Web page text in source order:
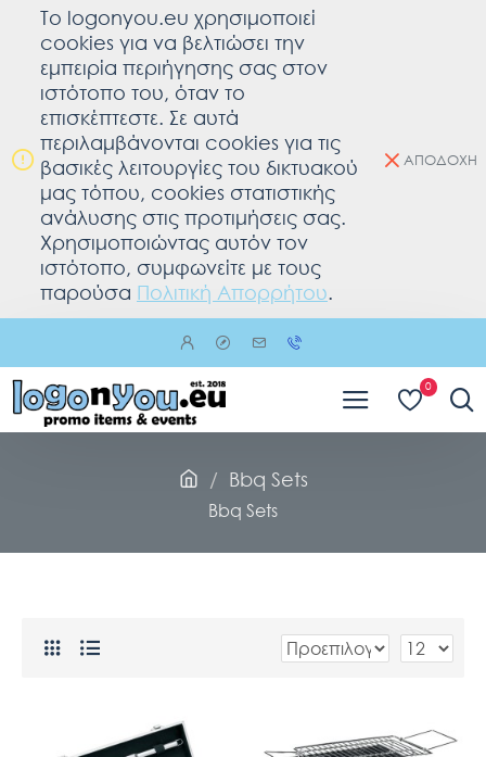
To logonyou.eu χρησιμοποιεί
cookies για να βελτιώσει την
εμπειρία περιήγησης σας στον
ιστότοπο του, όταν το
επισκέπτεστε. Σε αυτά
περιλαμβάνονται cookies για τις
βασικές λειτουργίες του δικτυακού
μας τόπου, cookies στατιστικής
ανάλυσης στις προτιμήσεις σας.
Χρησιμοποιώντας αυτόν τον
ιστότοπο, συμφωνείτε με τους
παρούσα Πολιτική Απορρήτου.
ΑΠΟΔΟΧΗ
0
Bbq Sets
Bbq Sets